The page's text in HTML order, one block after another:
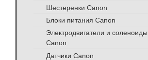
Шестеренки Canon
Блоки питания Canon
Электродвигатели и соленоиды
Canon
Датчики Canon